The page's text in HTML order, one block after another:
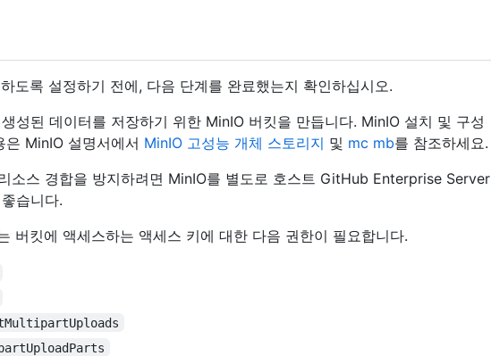
도록 설정하기 전에, 다음 단계를 완료했는지 확인하십시오.
성된 데이터를 저장하기 위한 MinIO 버킷을 만듭니다. MinIO 설치 및 구성
MinIO 설명서에서 MinIO 고성능 개체 스토리지 및 mc mb를 참조하세요.
소스 경합을 방지하려면 MinIO를 별도로 호스트 GitHub Enterprise Server
습니다.
버킷에 액세스하는 액세스 키에 대한 다음 권한이 필요합니다.